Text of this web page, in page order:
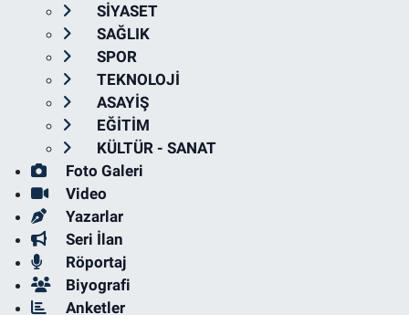
SİYASET
SAĞLIK
SPOR
TEKNOLOJİ
ASAYİŞ
EĞİTİM
KÜLTÜR - SANAT
Foto Galeri
Video
Yazarlar
Seri İlan
Röportaj
Biyografi
Anketler